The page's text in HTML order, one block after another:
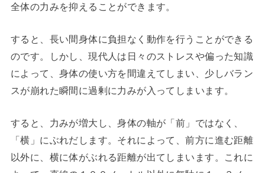
全体の力みを抑えることができます。
すると、長い間身体に負担なく動作を行うことができる
のです。しかし、現代人は日々のストレスや偏った知識
によって、身体の使い方を間違えてしまい、少しバラン
スが崩れた瞬間に過剰に力みが入ってしまいます。
すると、力みが増大し、身体の軸が「前」ではなく、
「横」にぶれだします。それによって、前方に進む距離
以外に、横に体がぶれる距離が出てしまいます。これに